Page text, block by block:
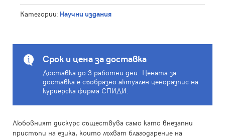
Категории:Научни издания
Срок и цена за доставка
Доставка до 3 работни дни. Цената за
доставка е съобразно актуален ценоразпис на
куриерска фирма СПИДИ.
Любовният дискурс съществува само като внезапни
пристъпи на езика, които лъхват благодарение на